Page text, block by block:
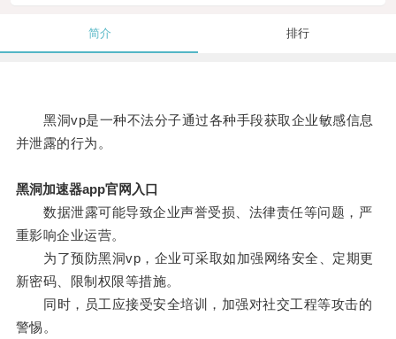
简介 排行
黑洞vp是一种不法分子通过各种手段获取企业敏感信息
并泄露的行为。
黑洞加速器app官网入口
数据泄露可能导致企业声誉受损、法律责任等问题，严
重影响企业运营。
为了预防黑洞vp，企业可采取如加强网络安全、定期更
新密码、限制权限等措施。
同时，员工应接受安全培训，加强对社交工程等攻击的
警惕。